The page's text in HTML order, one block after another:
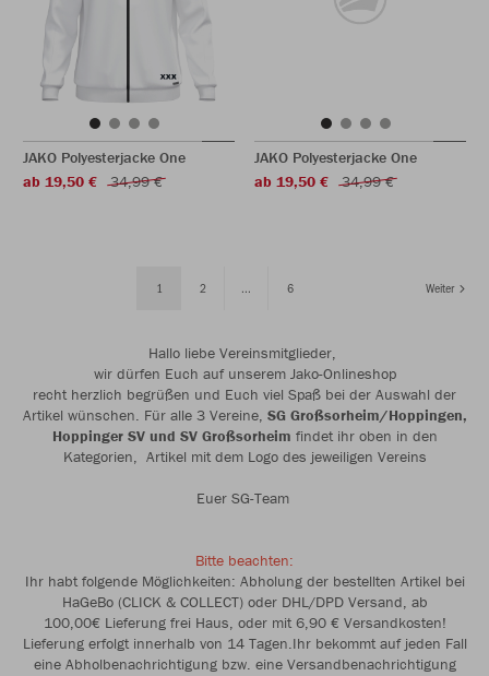
JAKO Polyesterjacke One
ab 19,50 €
34,99 €
JAKO Polyesterjacke One
ab 19,50 €
34,99 €
1 2 ... 6 Weiter
Hallo liebe Vereinsmitglieder,
wir dürfen Euch auf unserem Jako-Onlineshop
recht herzlich begrüßen und Euch viel Spaß bei der Auswahl der
Artikel wünschen. Für alle 3 Vereine, SG Großsorheim/Hoppingen,
Hoppinger SV und SV Großsorheim findet ihr oben in den
Kategorien, Artikel mit dem Logo des jeweiligen Vereins
Euer SG-Team
Bitte beachten:
Ihr habt folgende Möglichkeiten: Abholung der bestellten Artikel bei
HaGeBo (CLICK & COLLECT) oder DHL/DPD Versand, ab
100,00€ Lieferung frei Haus, oder mit 6,90 € Versandkosten!
Lieferung erfolgt innerhalb von 14 Tagen.Ihr bekommt auf jeden Fall
eine Abholbenachrichtigung bzw. eine Versandbenachrichtigung